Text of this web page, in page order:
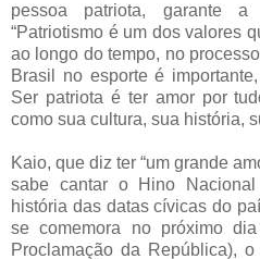
pessoa patriota, garante a
“Patriotismo é um dos valores
ao longo do tempo, no
Brasil no esporte é
Ser patriota é ter amor por
como sua cultura, sua história,
Kaio, que diz ter “um grande
sabe cantar o Hino
história das datas cívicas do
se comemora no próximo
Proclamação da República),